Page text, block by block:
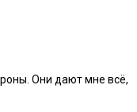
Они дают мне всё,